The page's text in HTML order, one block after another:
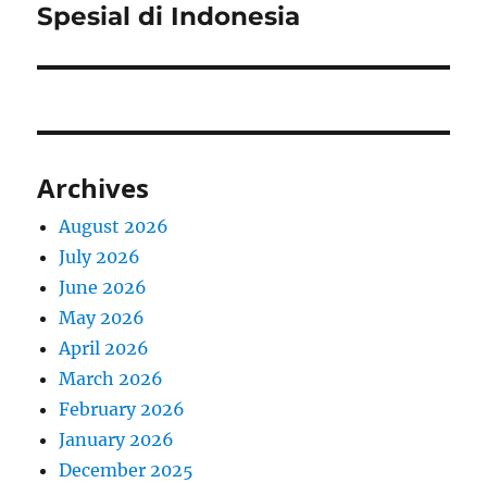
Spesial di Indonesia
Archives
August 2026
July 2026
June 2026
May 2026
April 2026
March 2026
February 2026
January 2026
December 2025